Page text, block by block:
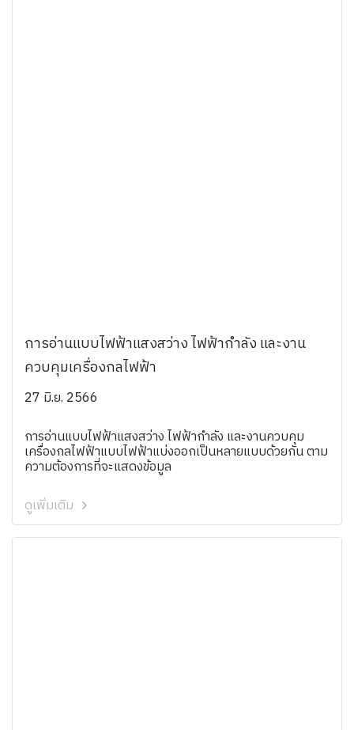
การอ่านแบบไฟฟ้าแสงสว่าง ไฟฟ้ากำลัง และงาน
ควบคุมเครื่องกลไฟฟ้า
27 มิ.ย. 2566
การอ่านแบบไฟฟ้าแสงสว่าง ไฟฟ้ากำลัง และงานควบคุม
เครื่องกลไฟฟ้าแบบไฟฟ้าแบ่งออกเป็นหลายแบบด้วยกัน ตาม
ความต้องการที่จะแสดงข้อมูล
ดูเพิ่มเติม